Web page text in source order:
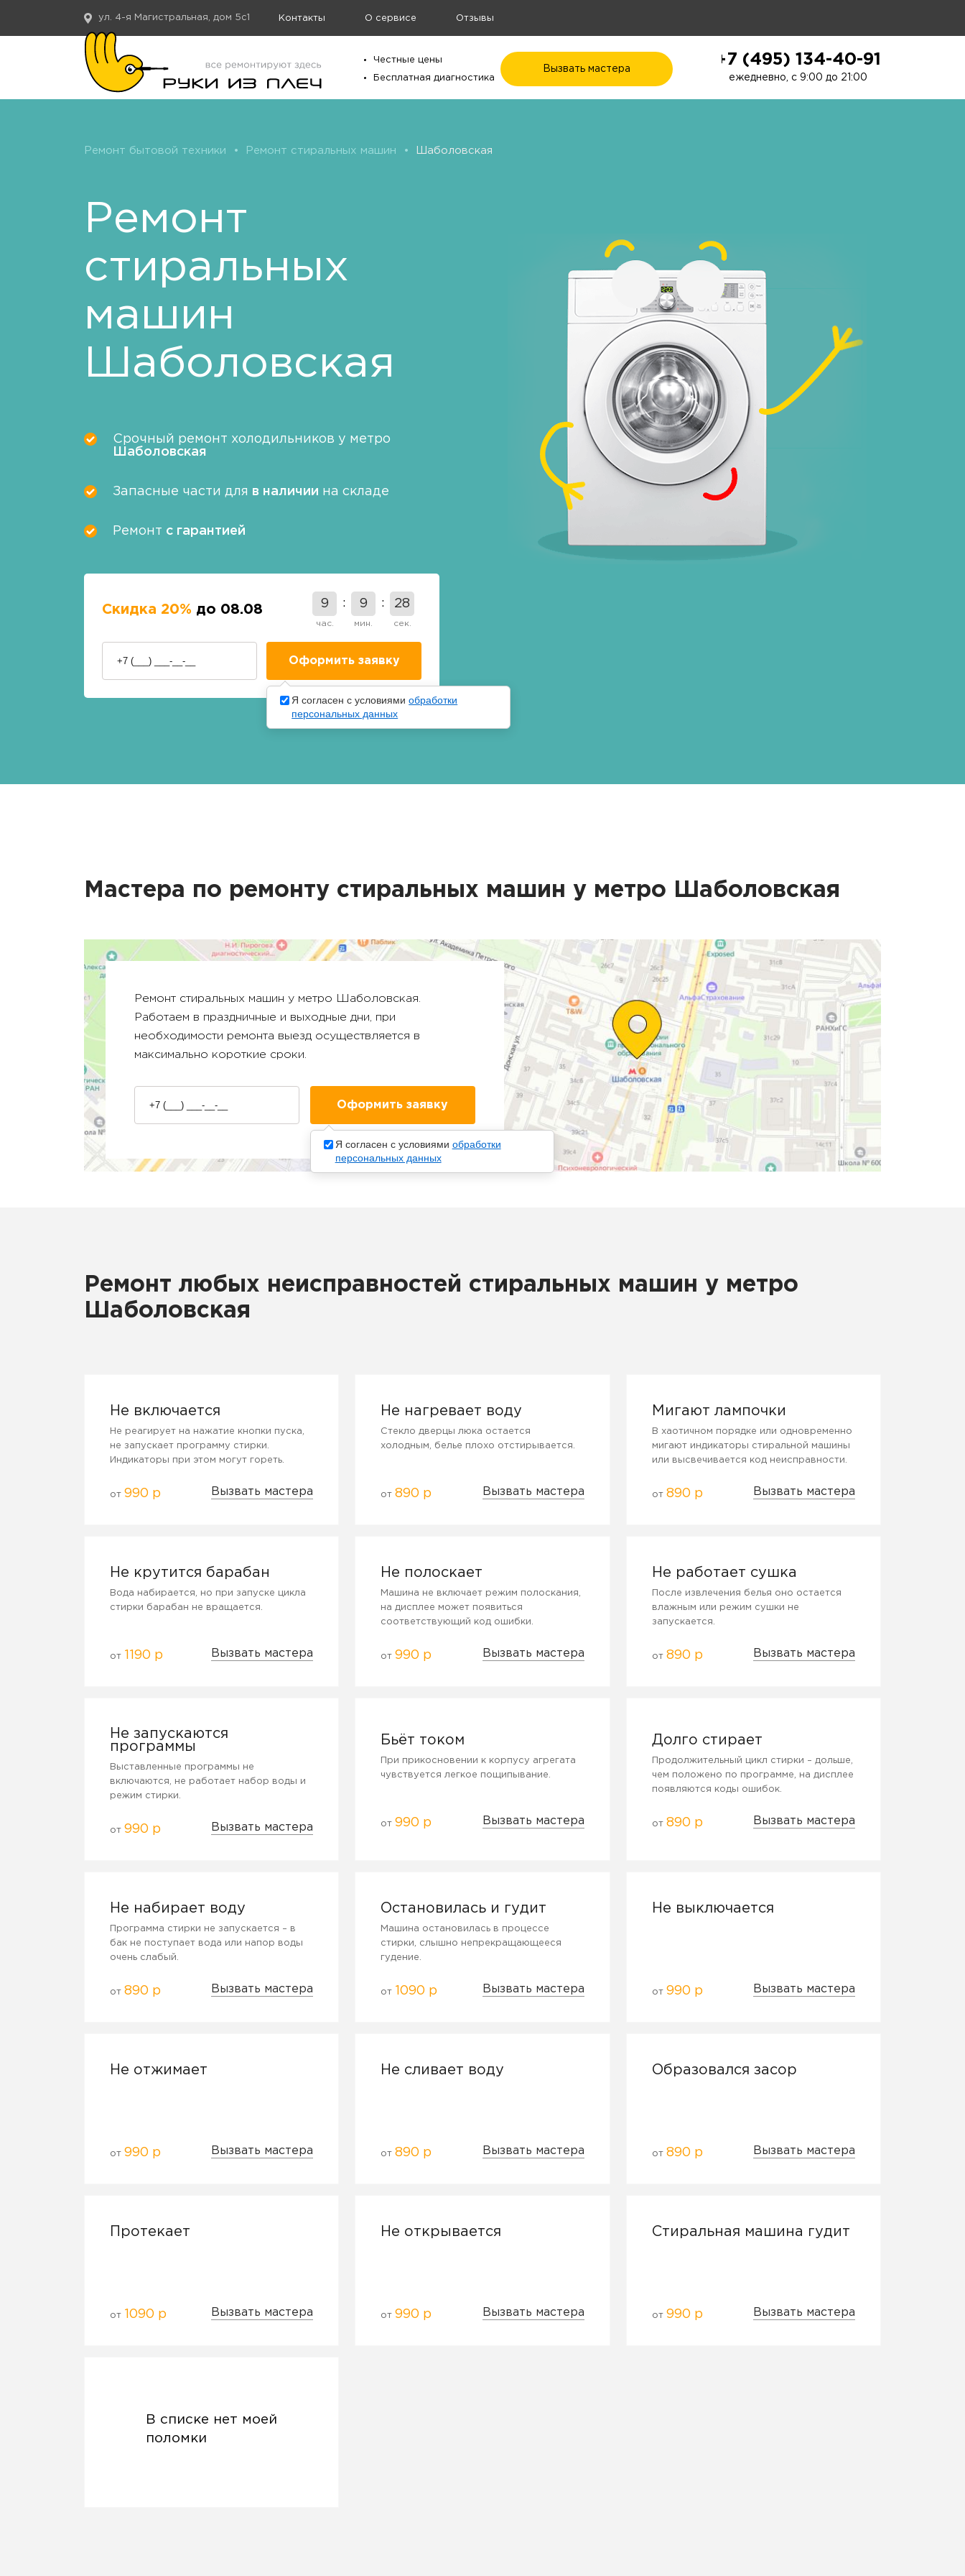
ул. 4-я Магистральная, дом 5с1 Контакты О сервисе Отзывы
Честные цены
Бесплатная диагностика
Вызвать мастера
+7 (495) 134-40-91
ежедневно, с 9:00 до 21:00
Ремонт бытовой техники • Ремонт стиральных машин • Шаболовская
Ремонт
стиральных
машин
Шаболовская
Срочный ремонт холодильников у метро
Шаболовская
Запасные части для в наличии на складе
Ремонт с гарантией
Скидка 20% до 08.08 9
час.
9
мин.
27
сек.
Мастера по ремонту стиральных машин у метро Шаболовская
Ремонт стиральных машин у метро Шаболовская.
Работаем в праздничные и выходные дни, при
необходимости ремонта выезд осуществляется в
максимально короткие сроки.
Ремонт любых неисправностей стиральных машин у метро
Шаболовская
Не включается
Не реагирует на нажатие кнопки пуска,
не запускает программу стирки.
Индикаторы при этом могут гореть.
от 990 р Вызвать мастера
Не нагревает воду
Стекло дверцы люка остается
холодным, белье плохо отстирывается.
от890 р Вызвать мастера
Мигают лампочки
В хаотичном порядке или одновременно
мигают индикаторы стиральной машины
или высвечивается код неисправности.
от 890 р Вызвать мастера
Не крутится барабан
Вода набирается, но при запуске цикла
стирки барабан не вращается.
от 1190 р Вызвать мастера
Не полоскает
Машина не включает режим полоскания,
на дисплее может появиться
соответствующий код ошибки.
от990 р Вызвать мастера
Не работает сушка
После извлечения белья оно остается
влажным или режим сушки не
запускается.
от 890 р Вызвать мастера
Не запускаются
программы
Выставленные программы не
включаются, не работает набор воды и
режим стирки.
от 990 р Вызвать мастера
Бьёт током
При прикосновении к корпусу агрегата
чувствуется легкое пощипывание.
от990 р Вызвать мастера
Долго стирает
Продолжительный цикл стирки – дольше,
чем положено по программе, на дисплее
появляются коды ошибок.
от 890 р Вызвать мастера
Не набирает воду
Программа стирки не запускается – в
бак не поступает вода или напор воды
очень слабый.
от 890 р Вызвать мастера
Остановилась и гудит
Машина остановилась в процессе
стирки, слышно непрекращающееся
гудение.
от 1090 р Вызвать мастера
Не выключается
от 990 р Вызвать мастера
Не отжимает
от 990 р Вызвать мастера
Не сливает воду
от890 р Вызвать мастера
Образовался засор
от 890 р Вызвать мастера
Протекает
от 1090 р Вызвать мастера
Не открывается
от990 р Вызвать мастера
Стиральная машина гудит
от 990 р Вызвать мастера
В списке нет моей
поломки
Я согласен с условиямиобработки
персональных данных
Я согласен с условиями обработки
персональных данных